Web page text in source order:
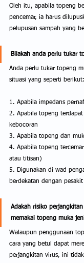
Oleh itu, apabila topeng
pencemar, ia harus
pelupusan sampah yang
Bilakah anda perlu tukar
Anda perlu tukar topeng
situasi yang seperti berikut:
1. Apabila impedans
2. Apabila topeng terdapat
kebocoran
3. Apabila topeng dan
4. Apabila topeng
atau titisan)
5. Digunakan di wad
berdekatan dengan pesakit
Adakah risiko
memakai topeng muka
Walaupun penggunaan
cara yang betul dapat
perjangkitan virus, ini